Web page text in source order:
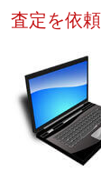
査定を依